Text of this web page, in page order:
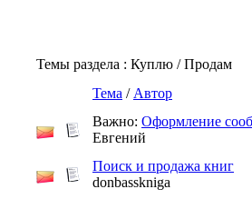
Темы раздела : Куплю / Продам
Тема / Автор
Важно: Оформление
Евгений
Поиск и продажа книг
donbasskniga